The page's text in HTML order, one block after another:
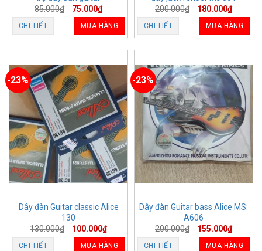
85.000₫ 75.000₫
CHI TIẾT MUA HÀNG
200.000₫ 180.000₫
CHI TIẾT MUA HÀNG
-23%
Dây đàn Guitar classic Alice
130
130.000₫ 100.000₫
CHI TIẾT MUA HÀNG
-23%
Dây đàn Guitar bass Alice MS:
A606
200.000₫ 155.000₫
CHI TIẾT MUA HÀNG